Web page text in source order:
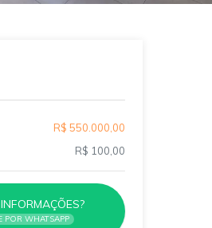
R$ 550.000,00
R$ 100,00
POR WHATSAPP